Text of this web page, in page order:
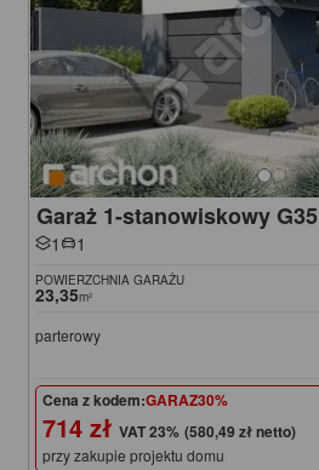
Garaż 1-stanowiskowy G35
1 1
POWIERZCHNIA GARAŻU
23,35m²
parterowy
Cena z kodem:GARAZ30%
714 zł (580,49 zł netto)
przy zakupie projektu domu